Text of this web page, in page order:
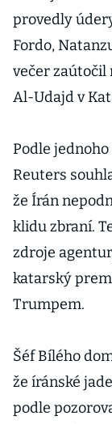
provedly
Fordo,
večer zaútočil
Al-Udajd v
Podle
Reuters
že Írán
klidu zbraní.
zdroje
katarský
Trumpem.
Šéf Bílého
že íránské
podle